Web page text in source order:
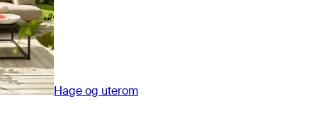
Hage og uterom